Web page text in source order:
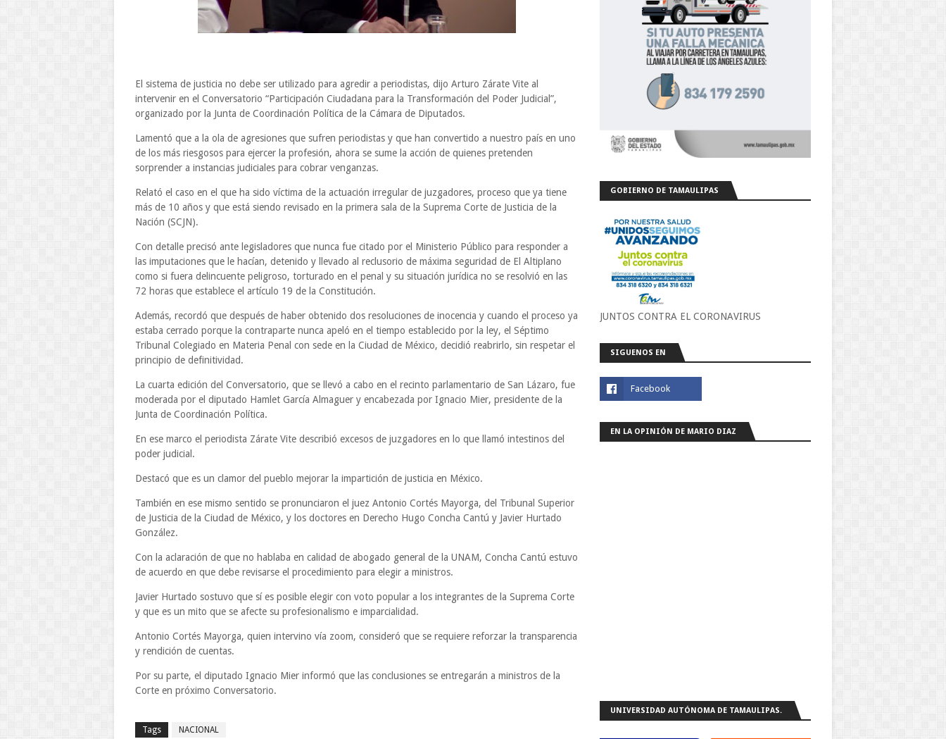
El sistema de justicia no debe ser utilizado para agredir a periodistas, dijo Arturo Zárate Vite al
intervenir en el Conversatorio “Participación Ciudadana para la Transformación del Poder Judicial”,
organizado por la Junta de Coordinación Política de la Cámara de Diputados.
Lamentó que a la ola de agresiones que sufren periodistas y que han convertido a nuestro país en uno
de los más riesgosos para ejercer la profesión, ahora se sume la acción de quienes pretenden
sorprender a instancias judiciales para cobrar venganzas.
Relató el caso en el que ha sido víctima de la actuación irregular de juzgadores, proceso que ya tiene
más de 10 años y que está siendo revisado en la primera sala de la Suprema Corte de Justicia de la
Nación (SCJN).
Con detalle precisó ante legisladores que nunca fue citado por el Ministerio Público para responder a
las imputaciones que le hacían, detenido y llevado al reclusorio de máxima seguridad de El Altiplano
como si fuera delincuente peligroso, torturado en el penal y su situación jurídica no se resolvió en las
72 horas que establece el artículo 19 de la Constitución.
Además, recordó que después de haber obtenido dos resoluciones de inocencia y cuando el proceso ya
estaba cerrado porque la contraparte nunca apeló en el tiempo establecido por la ley, el Séptimo
Tribunal Colegiado en Materia Penal con sede en la Ciudad de México, decidió reabrirlo, sin respetar el
principio de definitividad.
La cuarta edición del Conversatorio, que se llevó a cabo en el recinto parlamentario de San Lázaro, fue
moderada por el diputado Hamlet García Almaguer y encabezada por Ignacio Mier, presidente de la
Junta de Coordinación Política.
En ese marco el periodista Zárate Vite describió excesos de juzgadores en lo que llamó intestinos del
poder judicial.
Destacó que es un clamor del pueblo mejorar la impartición de justicia en México.
También en ese mismo sentido se pronunciaron el juez Antonio Cortés Mayorga, del Tribunal Superior
de Justicia de la Ciudad de México, y los doctores en Derecho Hugo Concha Cantú y Javier Hurtado
González.
Con la aclaración de que no hablaba en calidad de abogado general de la UNAM, Concha Cantú estuvo
de acuerdo en que debe revisarse el procedimiento para elegir a ministros.
Javier Hurtado sostuvo que sí es posible elegir con voto popular a los integrantes de la Suprema Corte
y que es un mito que se afecte su profesionalismo e imparcialidad.
Antonio Cortés Mayorga, quien intervino vía zoom, consideró que se requiere reforzar la transparencia
y rendición de cuentas.
Por su parte, el diputado Ignacio Mier informó que las conclusiones se entregarán a ministros de la
Corte en próximo Conversatorio.
Tags NACIONAL
GOBIERNO DE TAMAULIPAS
JUNTOS CONTRA EL CORONAVIRUS
SIGUENOS EN
EN LA OPINIÓN DE MARIO DIAZ
UNIVERSIDAD AUTÓNOMA DE TAMAULIPAS.